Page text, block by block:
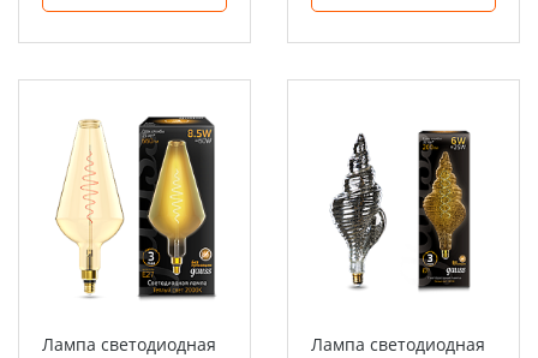
Лампа светодиодная
Лампа светодиодная